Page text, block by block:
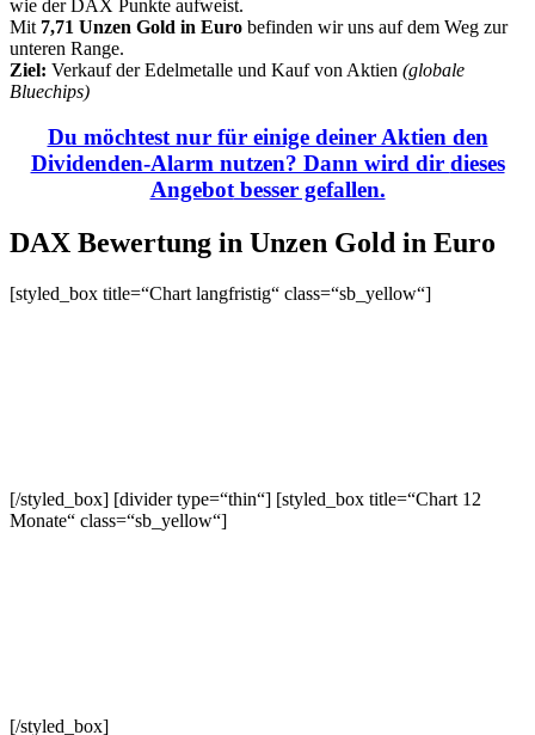
wie der DAX Punkte aufweist.
Mit 7,71 Unzen Gold in Euro befinden wir uns auf dem Weg zur
unteren Range.
Ziel: Verkauf der Edelmetalle und Kauf von Aktien (globale
Bluechips)
Du möchtest nur für einige deiner Aktien den
Dividenden-Alarm nutzen? Dann wird dir dieses
Angebotbesser gefallen.
DAX Bewertung in Unzen Gold in Euro
[styled_box title=“Chart langfristig“ class=“sb_yellow“]
[/styled_box] [divider type=“thin“] [styled_box title=“Chart 12
Monate“ class=“sb_yellow“]
[/styled_box]